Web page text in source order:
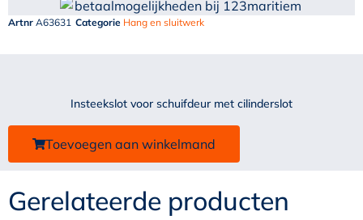
Artnr A63631 Categorie Hang en sluitwerk
Insteekslot voor schuifdeur met cilinderslot
Toevoegen aan winkelmand
Gerelateerde producten